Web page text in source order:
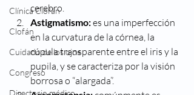
Clínica Clofán
Clofán
Cuidado de los ojos
Congreso
Directorio médico
cerebro.
Astigmatismo: es una imperfección
en la curvatura de la córnea, la
cúpula transparente entre el iris y la
pupila, y se caracteriza por la visión
borrosa o “alargada”.